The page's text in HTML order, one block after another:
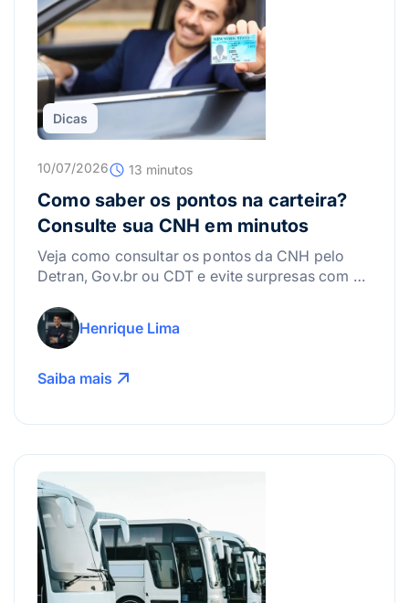
Dicas
10/07/2026 13 minutos
Como saber os pontos na carteira?
Consulte sua CNH em minutos
Veja como consultar os pontos da CNH pelo
Detran, Gov.br ou CDT e evite surpresas com a
Henrique Lima
Saiba mais